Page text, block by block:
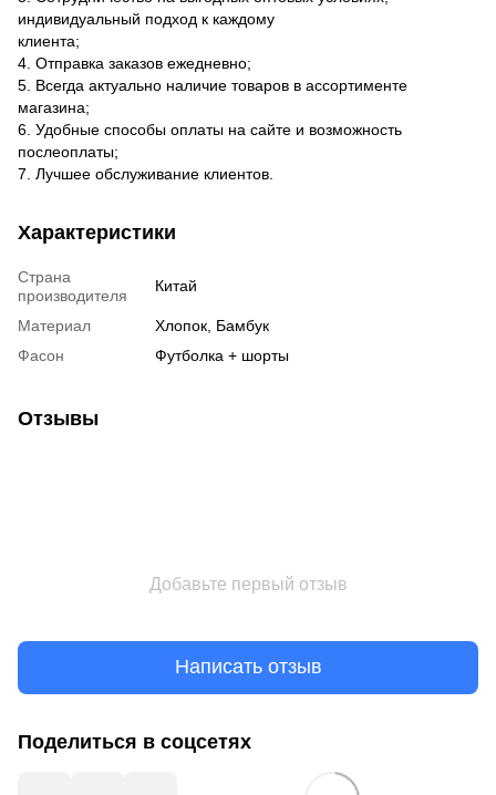
индивидуальный подход к каждому
клиента;
4. Отправка заказов ежедневно;
5. Всегда актуально наличие товаров в ассортименте
магазина;
6. Удобные способы оплаты на сайте и возможность
послеоплаты;
7. Лучшее обслуживание клиентов.
Характеристики
Страна
производителя
Китай
Материал
Хлопок, Бамбук
Фасон
Футболка + шорты
Отзывы
Добавьте первый отзыв
Написать отзыв
Поделиться в соцсетях